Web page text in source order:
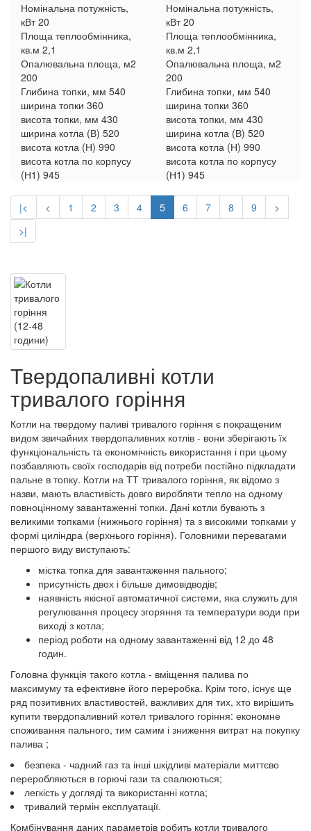
Номінальна потужність,
кВт 20
Площа теплообмінника,
кв.м 2,1
Опалювальна площа, м2
200
Глибина топки, мм 540
ширина топки 360
висота топки, мм 430
ширина котла (В) 520
висота котла (Н) 990
висота котла по корпусу
(Н1) 945
Номінальна потужність,
кВт 20
Площа теплообмінника,
кв.м 2,1
Опалювальна площа, м2
200
Глибина топки, мм 540
ширина топки 360
висота топки, мм 430
ширина котла (В) 520
висота котла (Н) 990
висота котла по корпусу
(Н1) 945
|< < 1 2 3 4 5 6 7 8 9
>
>|
Твердопаливні котли
тривалого горіння
Котли на твердому паливі тривалого горіння є покращеним
видом звичайних твердопаливних котлів - вони зберігають їх
функціональність та економічність використання і при цьому
позбавляють своїх господарів від потреби постійно підкладати
пальне в топку. Котли на ТТ тривалого горіння, як відомо з
назви, мають властивість довго виробляти тепло на одному
повноцінному завантаженні топки. Дані котли бувають з
великими топками (нижнього горіння) та з високими топками у
формі циліндра (верхнього горіння). Головними перевагами
першого виду виступають:
містка топка для завантаження пального;
присутність двох і більше димовідводів;
наявність якісної автоматичної системи, яка служить для
регулювання процесу згоряння та температури води при
виході з котла;
період роботи на одному завантаженні від 12 до 48
годин.
Головна функція такого котла - вміщення палива по
максимуму та ефективне його переробка. Крім того, існує ще
ряд позитивних властивостей, важливих для тих, хто вирішить
купити твердопаливний котел тривалого горіння: економне
споживання пального, тим самим і зниження витрат на покупку
палива ;
безпека - чадний газ та інші шкідливі матеріали миттєво
переробляються в горючі гази та спалюються;
легкість у догляді та використанні котла;
тривалий термін експлуатації.
Комбінування даних параметрів робить котли тривалого